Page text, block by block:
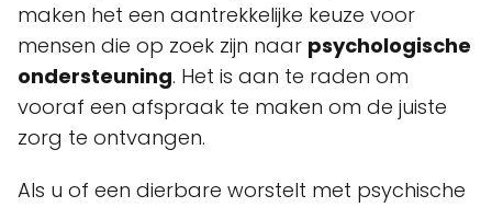
maken het een aantrekkelijke keuze voor
mensen die op zoek zijn naar psychologische
ondersteuning. Het is aan te raden om
vooraf een afspraak te maken om de juiste
zorg te ontvangen.
Als u of een dierbare worstelt met psychische